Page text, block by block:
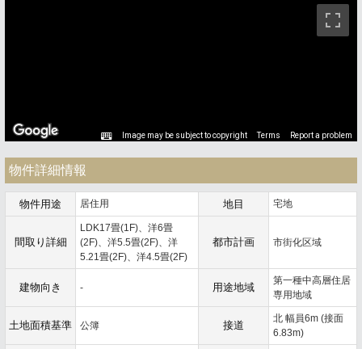
Image may be subject to copyright Terms Report a problem
物件詳細情報
物件用途 居住用 地目 宅地
間取り詳細
LDK17畳(1F)、洋6畳
(2F)、洋5.5畳(2F)、洋
5.21畳(2F)、洋4.5畳(2F)
都市計画 市街化区域
建物向き - 用途地域
第一種中高層住居
専用地域
土地面積基準 公簿 接道
北 幅員6m (接面
6.83m)